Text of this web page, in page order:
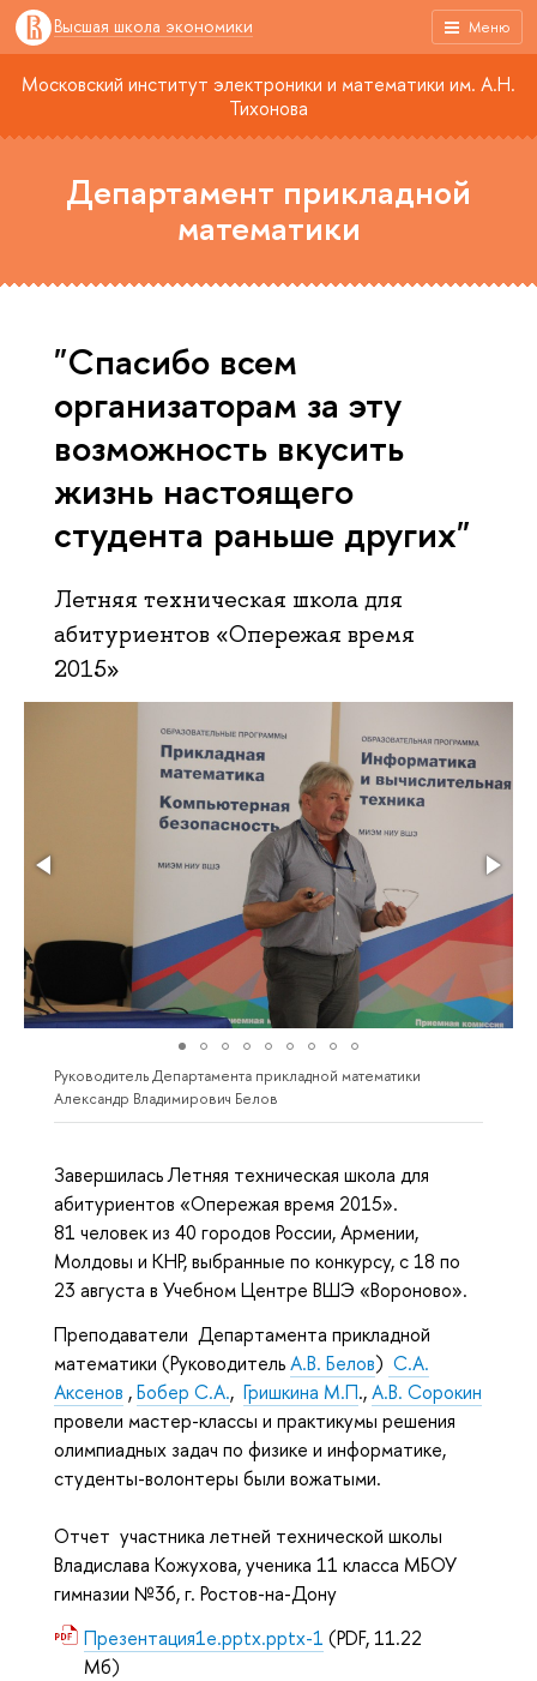
Меню
Высшая школа экономики
Московский институт электроники и математики им. А.Н.
Тихонова
Департамент прикладной
математики
"Спасибо всем
организаторам за эту
возможность вкусить
жизнь настоящего
студента раньше других"
Летняя техническая школа для
абитуриентов «Опережая время
2015»
Руководитель Департамента прикладной математики
Александр Владимирович Белов
Завершилась Летняя техническая школа для
абитуриентов «Опережая время 2015».
81 человек из 40 городов России, Армении,
Молдовы и КНР, выбранные по конкурсу, с 18 по
23 августа в Учебном Центре ВШЭ «Вороново».
Преподаватели Департамента прикладной
математики (РуководительА.В. Белов) С.А.
Аксенов ,Бобер С.А., Гришкина М.П.,А.В. Сорокин
провели мастер-классы и практикумы решения
олимпиадных задач по физике и информатике,
студенты-волонтеры были вожатыми.
Отчет участника летней технической школы
Владислава Кожухова, ученика 11 класса МБОУ
гимназии №36, г. Ростов-на-Дону
Презентация1е.pptx.pptx-1 (PDF, 11.22
Мб)